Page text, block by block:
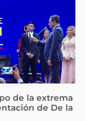
de la extrema
de De la